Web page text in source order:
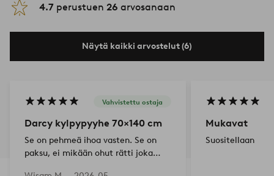
4.7 perustuen 26 arvosanaan
Näytä kaikki arvostelut (6)
Vahvistettu ostaja
Darcy kylpypyyhe 70×140 cm
Se on pehmeä ihoa vasten. Se on
paksu, ei mikään ohut rätti joka
Mukavat
Suositellaan